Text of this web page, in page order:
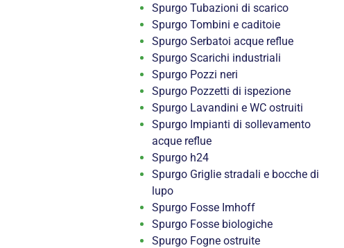
Spurgo Tubazioni di scarico
Spurgo Tombini e caditoie
Spurgo Serbatoi acque reflue
Spurgo Scarichi industriali
Spurgo Pozzi neri
Spurgo Pozzetti di ispezione
Spurgo Lavandini e WC ostruiti
Spurgo Impianti di sollevamento
acque reflue
Spurgo h24
Spurgo Griglie stradali e bocche di
lupo
Spurgo Fosse Imhoff
Spurgo Fosse biologiche
Spurgo Fogne ostruite